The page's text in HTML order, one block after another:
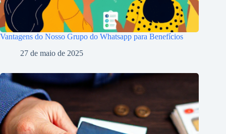
Vantagens do Nosso Grupo do Whatsapp para Benefícios
27 de maio de 2025